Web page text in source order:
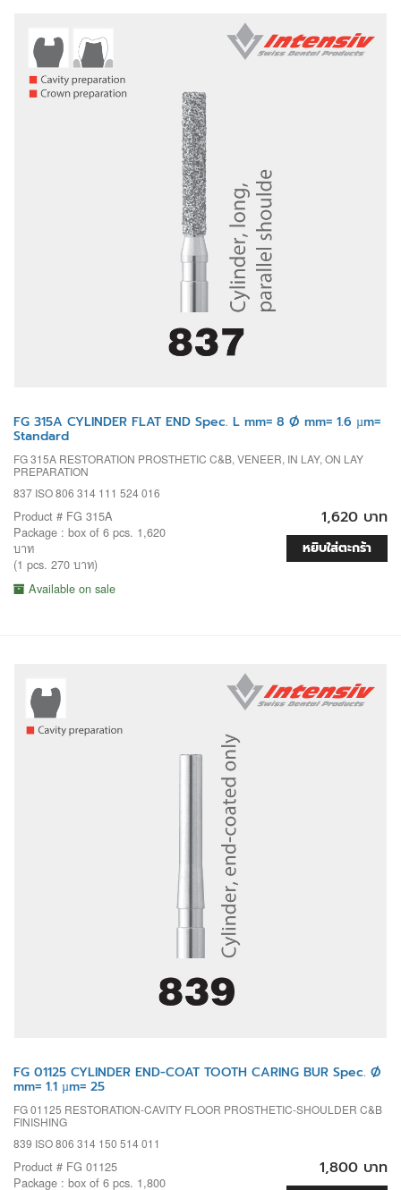
FG 315A CYLINDER FLAT END Spec. L mm= 8 Ø mm= 1.6 µm=
Standard
FG 315A RESTORATION PROSTHETIC C&B, VENEER, IN LAY, ON LAY
PREPARATION
837 ISO 806 314 111 524 016
Product # FG 315A
Package : box of 6 pcs. 1,620
บาท
(1 pcs. 270 บาท)
Available on sale
1,620 บาท
หยิบใส่ตะกร้า
FG 01125 CYLINDER END-COAT TOOTH CARING BUR Spec. Ø
mm= 1.1 µm= 25
FG 01125 RESTORATION-CAVITY FLOOR PROSTHETIC-SHOULDER C&B
FINISHING
839 ISO 806 314 150 514 011
Product # FG 01125
Package : box of 6 pcs. 1,800
1,800 บาท